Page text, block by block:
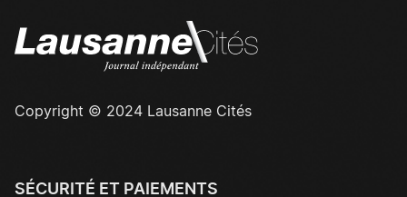
Copyright © 2024 Lausanne Cités
SÉCURITÉ ET PAIEMENTS